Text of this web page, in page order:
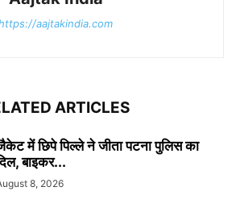
aajtakindia.com
ARTICLES
में छिपे पिल्ले ने जीता पटना पुलिस का
बाइकर...
8, 2026